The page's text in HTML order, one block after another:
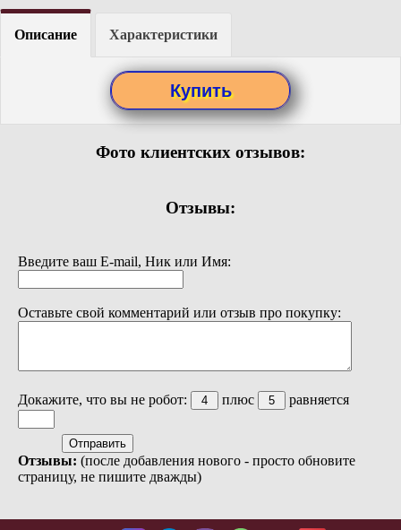
Описание Характеристики
Фото клиентских отзывов:
Отзывы:
Введите ваш E-mail, Ник или Имя:
Оставьте свой комментарий или отзыв про покупку:
Докажите, что вы не робот: плюс равняется
Отзывы: (после добавления нового - просто обновите
страницу, не пишите дважды)